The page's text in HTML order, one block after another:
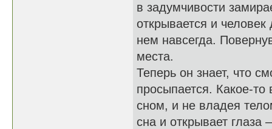
в задумчивости
открывается и
нем навсегда.
места.
Теперь он знает, что
просыпается. Какое-
сном, и не владея
сна и открывает глаза